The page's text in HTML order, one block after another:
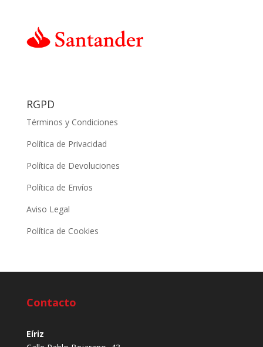
RGPD
Términos y Condiciones
Política de Privacidad
Política de Devoluciones
Política de Envíos
Aviso Legal
Política de Cookies
Contacto
Eíriz